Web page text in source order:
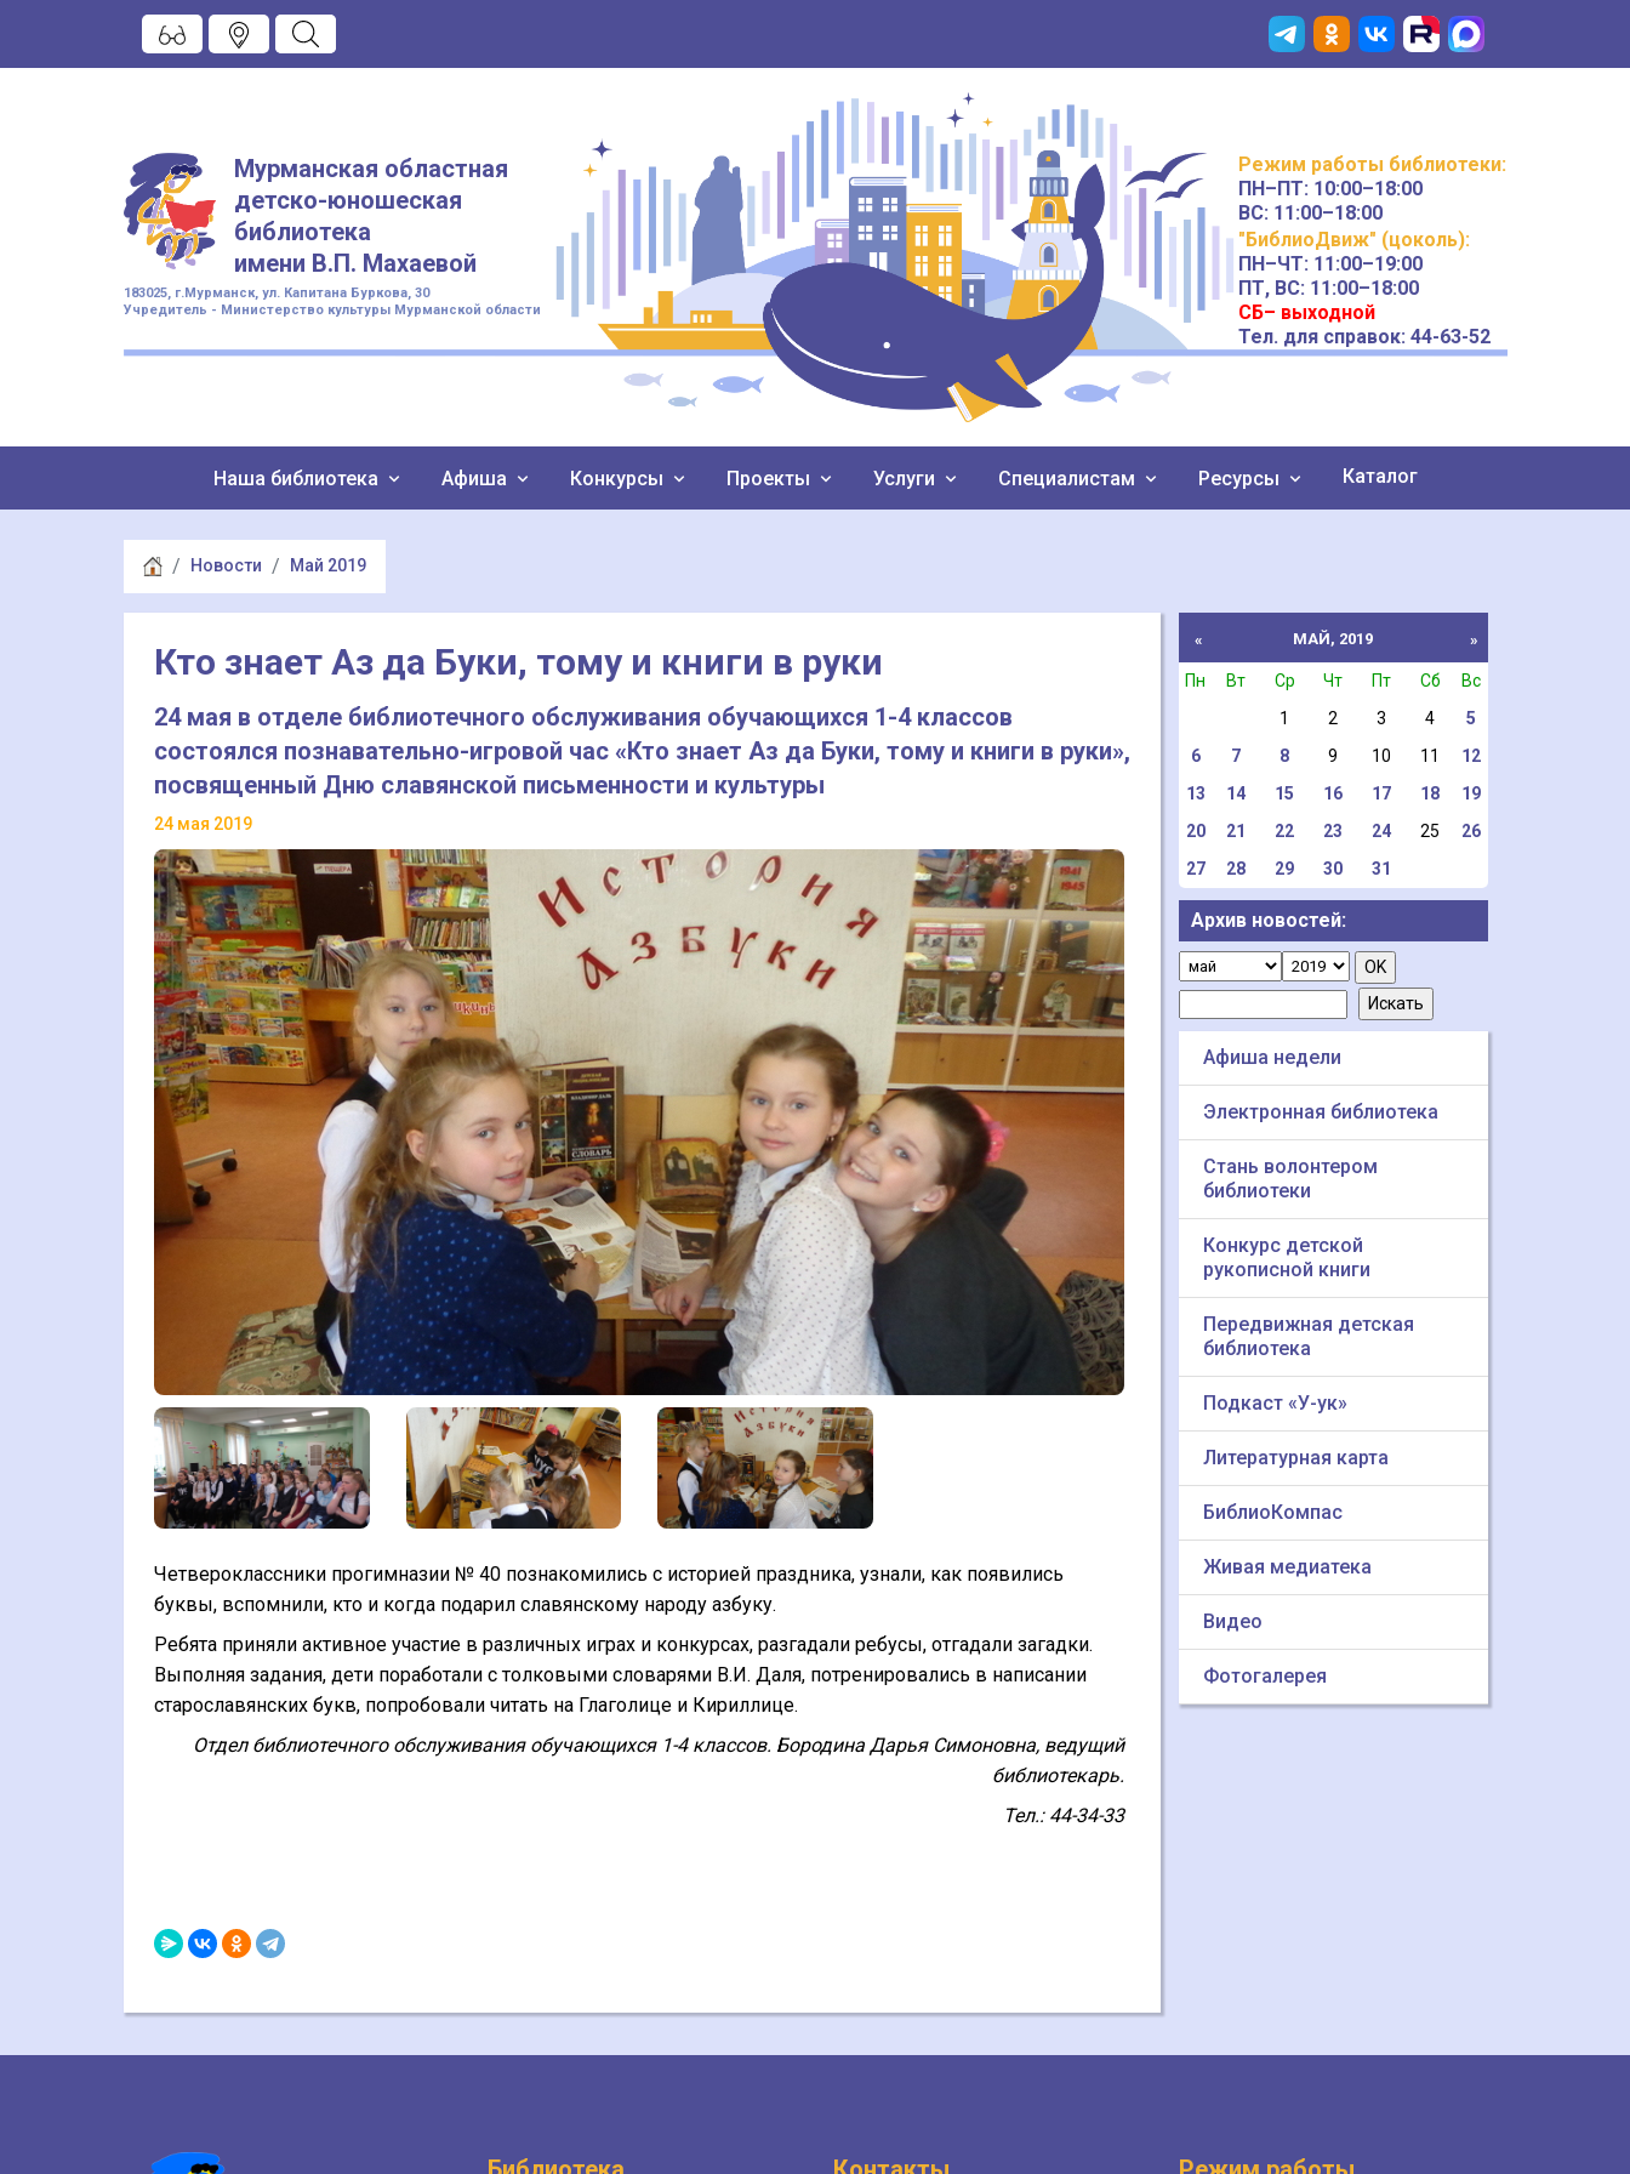
Мурманская областная
детско-юношеская
библиотека
имени В.П. Махаевой
183025, г.Мурманск, ул. Капитана Буркова, 30
Учредитель - Министерство культуры Мурманской области
Режим работы библиотеки:
ПН–ПТ: 10:00–18:00
ВС: 11:00–18:00
"БиблиоДвиж" (цоколь):
ПН–ЧТ: 11:00–19:00
ПТ, ВС: 11:00–18:00
СБ– выходной
Тел. для справок: 44-63-52
Наша библиотека Афиша Конкурсы Проекты Услуги Специалистам Ресурсы Каталог
Новости Май 2019
Кто знает Аз да Буки, тому и книги в руки
24 мая в отделе библиотечного обслуживания обучающихся 1-4 классов
состоялся познавательно-игровой час «Кто знает Аз да Буки, тому и книги в руки»,
посвященный Дню славянской письменности и культуры
24 мая 2019
Четвероклассники прогимназии № 40 познакомились с историей праздника, узнали, как появились
буквы, вспомнили, кто и когда подарил славянскому народу азбуку.
Ребята приняли активное участие в различных играх и конкурсах, разгадали ребусы, отгадали загадки.
Выполняя задания, дети поработали с толковыми словарями В.И. Даля, потренировались в написании
старославянских букв, попробовали читать на Глаголице и Кириллице.
Отдел библиотечного обслуживания обучающихся 1-4 классов. Бородина Дарья Симоновна, ведущий
библиотекарь.
Тел.: 44-34-33
« МАЙ, 2019 »
Пн Вт Ср Чт Пт Сб
Вс
1
2 3 4
5
6
7 8 9 10 11
12
13
14 15 16 17 18
19
20
21 22 23 24 25
26
27
28 29 30 31
Архив новостей:
Афиша недели
Электронная библиотека
Стань волонтером
библиотеки
Конкурс детской
рукописной книги
Передвижная детская
библиотека
Подкаст «У-ук»
Литературная карта
БиблиоКомпас
Живая медиатека
Видео
Фотогалерея